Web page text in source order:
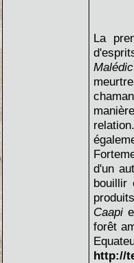
La
d'un
bouillir
Caapi
forêt
http://